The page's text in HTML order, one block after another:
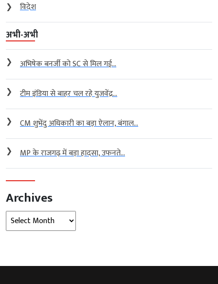
❯
विदेश
अभी-अभी
❯ अभिषेक बनर्जी को SC से मिल गई...
❯ टीम इंडिया से बाहर चल रहे युजवेंद्र...
❯ CM शुभेंदु अधिकारी का बड़ा ऐलान, बंगाल...
❯ MP के राजगढ़ में बड़ा हादसा, उफनते...
Archives
Archives